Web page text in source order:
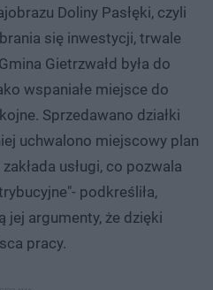
Doliny Pasłęki, czyli
się inwestycji, trwale
Gietrzwałd była do
wspaniałe miejsce do
Sprzedawano działki
uchwalono miejscowy plan
usługi, co pozwala
podkreśliła,
jej argumenty, że dzięki
pracy.